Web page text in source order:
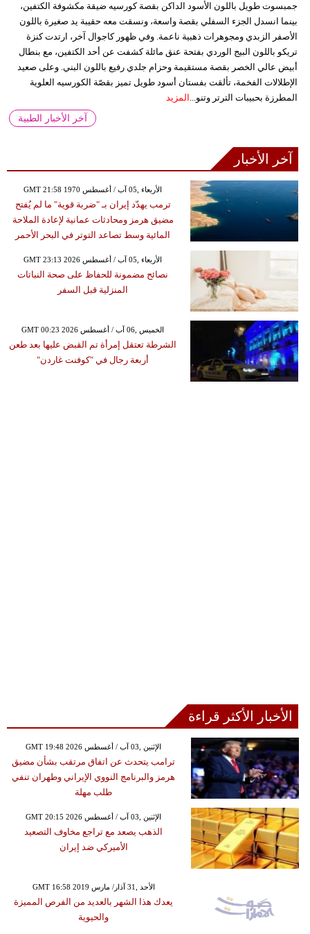
جمبسوت طويل باللون الأسود الداكن بقصة كورسيه ضيقة مكشوفة الكتفين،
بينما انسدل الجزء السفلي بقصة واسعة، ونسقت معه حقيبة يد صغيرة باللون
الأصفر الزبدي ومجوهرات ذهبية ناعمة. وفي ظهور كاجوال آخر، ارتدت كنزة
تريكو باللون البيج الوردي بفتحة عنق مائلة كشفت عن أحد الكتفين، مع بنطال
أبيض عالي الخصر بقصة مستقيمة وحزام جلدي رفيع باللون البني. وعلى صعيد
الإطلالات الفخمة، تألقت بفستان أسود طويل تميز بقصّة الكورسيه العلوية
المطرزة بحبيبات الترتر وتنو... المزيد
آخر الأخبار الطبية
آخر الأخبار
GMT 21:58 1970 الأربعاء ,05 آب / أغسطس
ترمب يهدّد إيران بـ "ضربة قوية" ما لم يُفتح
مضيق هرمز ومحادثات عمانية لإعادة الملاحة
المائية وسط تصاعد التوتر في البحر الأحمر
GMT 23:13 2026 الأربعاء ,05 آب / أغسطس
نصائح مضمونة للحفاظ على صحة النباتات
المنزلية قبل السفر
GMT 00:23 2026 الخميس ,06 آب / أغسطس
الشرطة تعتقل إمرأة تم القبض عليها بعد طعن
أربعة رجال في "كوفنت غاردن"
الأخبار الأكثر قراءة
GMT 19:48 2026 الإثنين ,03 آب / أغسطس
ترامب يتحدث عن اتفاق مرتقب بشأن مضيق
هرمز والبرنامج النووي الإيراني وطهران تنفي
طلب مهلة
GMT 20:15 2026 الإثنين ,03 آب / أغسطس
الذهب يصعد مع تراجع مخاوف التصعيد
الأميركي ضد إيران
GMT 16:58 2019 الأحد ,31 آذار/ مارس
يعدك هذا الشهر بالعديد من الفرص المميزة
والحيوية